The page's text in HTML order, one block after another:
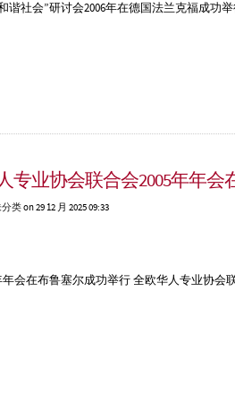
谐社会”研讨会2006年在德国法兰克福成功
专业协会联合会2005年年会
分类on 29 12 月 2025 09:33
会在布鲁塞尔成功举行 全欧华人专业协会